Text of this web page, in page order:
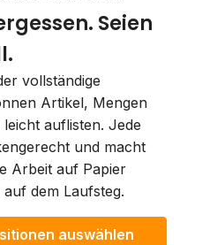
Seien
vollständige
Artikel, Mengen
auflisten. Jede
und macht
Arbeit auf Papier
dem Laufsteg.
auswählen